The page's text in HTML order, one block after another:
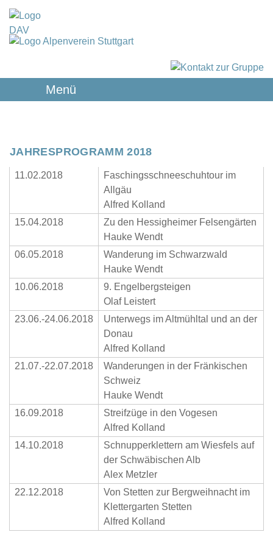
Menü
JAHRESPROGRAMM 2018
11.02.2018
Faschingsschneeschuhtour im
Allgäu
Alfred Kolland
15.04.2018
Zu den Hessigheimer Felsengärten
Hauke Wendt
06.05.2018
Wanderung im Schwarzwald
Hauke Wendt
10.06.2018
9. Engelbergsteigen
Olaf Leistert
23.06.-24.06.2018
Unterwegs im Altmühltal und an der
Donau
Alfred Kolland
21.07.-22.07.2018
Wanderungen in der Fränkischen
Schweiz
Hauke Wendt
16.09.2018
Streifzüge in den Vogesen
Alfred Kolland
14.10.2018
Schnupperklettern am Wiesfels auf
der Schwäbischen Alb
Alex Metzler
22.12.2018
Von Stetten zur Bergweihnacht im
Klettergarten Stetten
Alfred Kolland